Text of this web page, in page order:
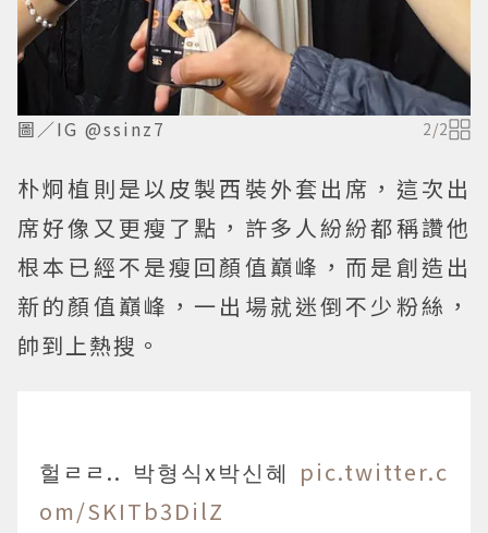
圖／IG @ssinz7 2/2
朴炯植則是以皮製西裝外套出席，這次出
席好像又更瘦了點，許多人紛紛都稱讚他
根本已經不是瘦回顏值巔峰，而是創造出
新的顏值巔峰，一出場就迷倒不少粉絲，
帥到上熱搜。
헐ㄹㄹ.. 박형식x박신혜 pic.twitter.c
om/SKITb3DilZ